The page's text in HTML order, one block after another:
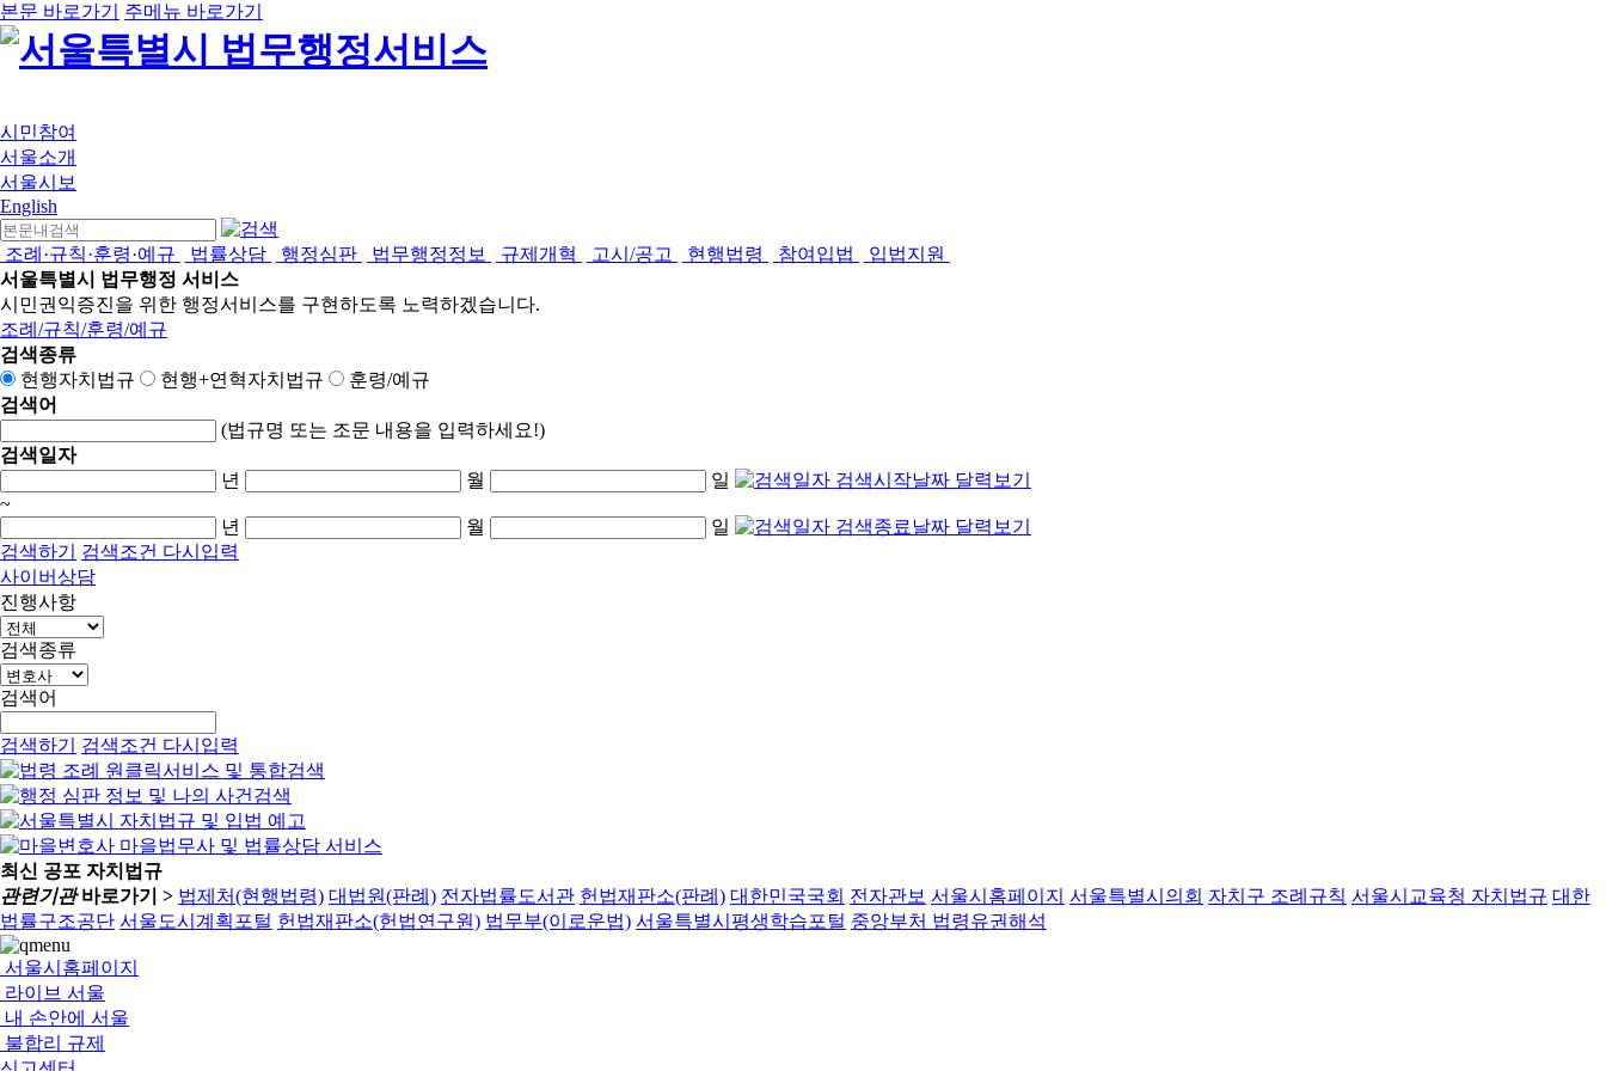
본문 바로가기 주메뉴 바로가기
시민참여
서울소개
서울시보
English
조례·규칙·훈령·예규 법률상담 행정심판 법무행정정보 규제개혁 고시/공고 현행법령 참여입법
입법지원
서울특별시 법무행정 서비스
시민권익증진을 위한 행정서비스를 구현하도록 노력하겠습니다.
조례/규칙/훈령/예규
검색종류
현행자치법규
현행+연혁자치법규
훈령/예규
검색어
(법규명 또는 조문 내용을 입력하세요!)
검색일자
년
월
일
~
년
월
일
검색하기
검색조건 다시입력
사이버상담
진행사항
검색종류
검색어
검색하기 검색조건 다시입력
최신 공포 자치법규
관련기관바로가기 > 법제처(현행법령) 대법원(판례) 전자법률도서관 헌법재판소(판례) 대한민국국회 전자관보 서울시홈페이지 서울특별시의회 자치구 조례규칙 서울시교육청 자치법규 대한
법률구조공단 서울도시계획포털 헌법재판소(헌법연구원) 법무부(이로운법) 서울특별시평생학습포털 중앙부처 법령유권해석
서울시홈페이지
라이브 서울
내 손안에 서울
불합리 규제